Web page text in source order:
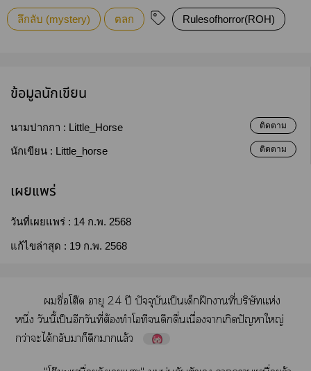
ลึกลับ (mystery) ตลก Rulesofhorror(ROH)
ข้อมูลนักเขียน
นามปากกา : Little_Horse ติดตาม
นักเขียน : Little_horse ติดตาม
เผยแพร่
วันที่เผยแพร่ : 14 ก.พ. 2568
แก้ไขล่าสุด : 19 ก.พ. 2568
​ื่​โต๊​​24​ปี​ปั​ป็​​ฝึ​​ี่​ิ​ห่​
ึ่​​ี้​ป็​​ี่​ต้​​​​​​ื่​ื่​​​ปั​ญ่​
ว่​​ได้​​​​​​ล้